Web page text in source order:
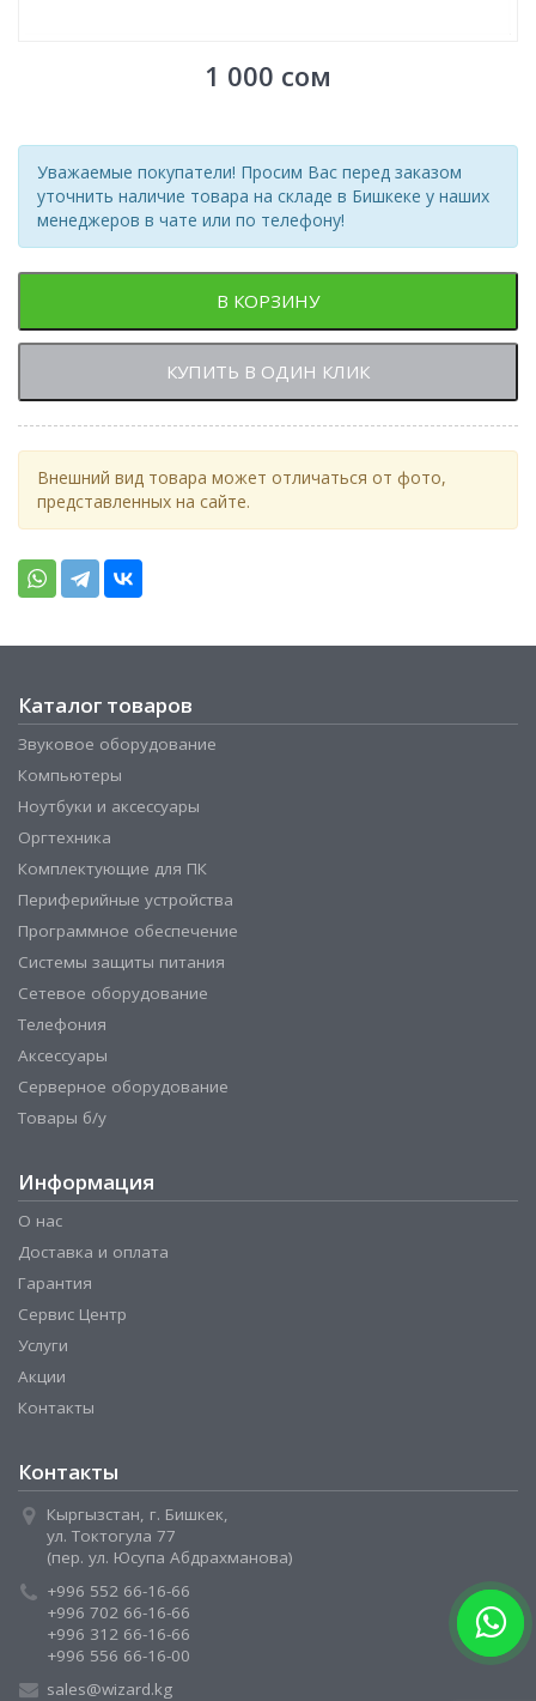
1 000 сом
Уважаемые покупатели! Просим Вас перед заказом
уточнить наличие товара на складе в Бишкеке у наших
менеджеров в чате или по телефону!
В КОРЗИНУ
КУПИТЬ В ОДИН КЛИК
Внешний вид товара может отличаться от фото,
представленных на сайте.
Каталог товаров
Звуковое оборудование
Компьютеры
Ноутбуки и аксессуары
Оргтехника
Комплектующие для ПК
Периферийные устройства
Программное обеспечение
Системы защиты питания
Сетевое оборудование
Телефония
Аксессуары
Серверное оборудование
Товары б/у
Информация
О нас
Доставка и оплата
Гарантия
Сервис Центр
Услуги
Акции
Контакты
Контакты
Кыргызстан, г. Бишкек,
ул. Токтогула 77
(пер. ул. Юсупа Абдрахманова)
+996 552 66-16-66
+996 702 66-16-66
+996 312 66-16-66
+996 556 66-16-00
sales@wizard.kg